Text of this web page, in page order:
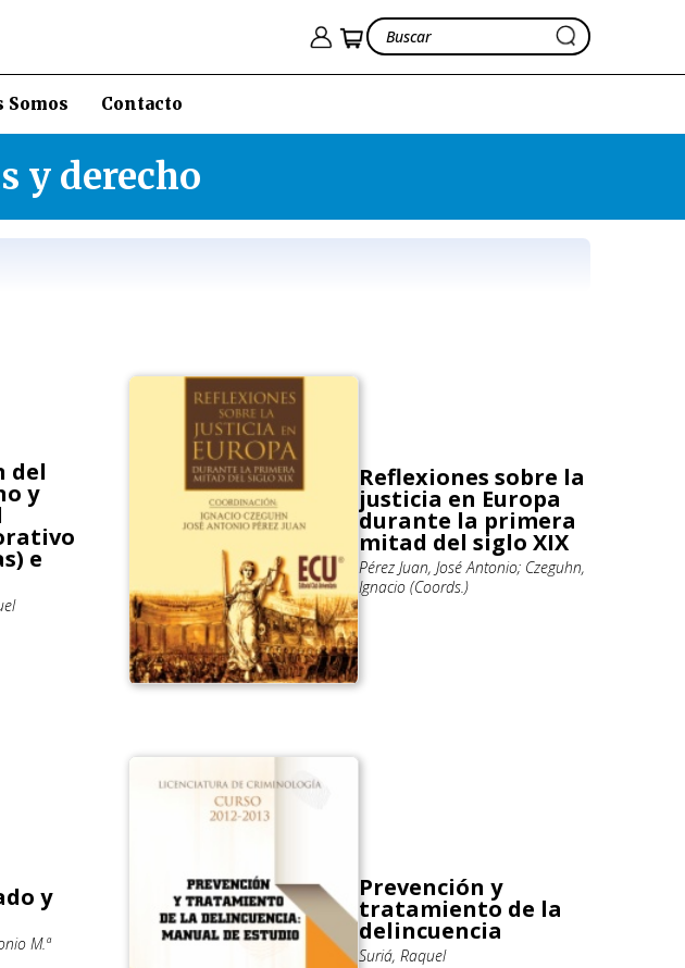
Somos Contacto
y derecho
del
y
e
Reflexiones sobre la
justicia en Europa
durante la primera
mitad del siglo XIX
Pérez Juan, José Antonio; Czeguhn,
Ignacio (Coords.)
y
M.ª
Prevención y
tratamiento de la
delincuencia
Suriá, Raquel